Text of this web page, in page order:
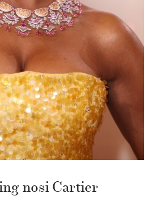
nosi Cartier